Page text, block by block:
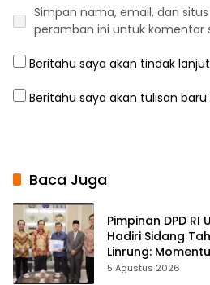
Simpan nama, email, dan
peramban ini untuk komentar
Beritahu saya akan tindak
Beritahu saya akan tulisan baru
Baca Juga
Pimpinan DPD
Hadiri Sidang
Linrung:
Solidaritas
5 Agustus 2026